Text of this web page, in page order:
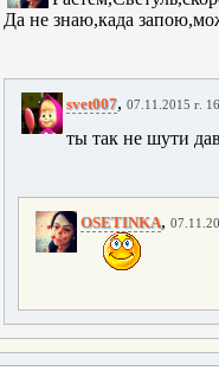
Да не знаю,када
svet007, 07.11.2015 г.
ты так не шути
OSETINKA,